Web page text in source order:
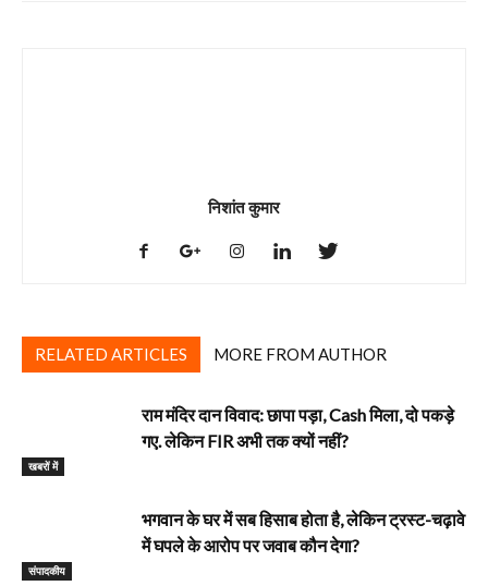
निशांत कुमार
RELATED ARTICLES MORE FROM AUTHOR
खबरों में
राम मंदिर दान विवाद: छापा पड़ा, Cash मिला, दो पकड़े
गए. लेकिन FIR अभी तक क्यों नहीं?
‎संपादकीय
भगवान के घर में सब हिसाब होता है, लेकिन ट्रस्ट-चढ़ावे
में घपले के आरोप पर जवाब कौन देगा?